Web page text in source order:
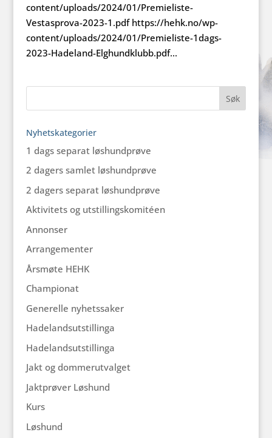
content/uploads/2024/01/Premieliste-
Vestasprova-2023-1.pdf https://hehk.no/wp-
content/uploads/2024/01/Premieliste-1dags-
2023-Hadeland-Elghundklubb.pdf...
Nyhetskategorier
1 dags separat løshundprøve
2 dagers samlet løshundprøve
2 dagers separat løshundprøve
Aktivitets og utstillingskomitéen
Annonser
Arrangementer
Årsmøte HEHK
Championat
Generelle nyhetssaker
Hadelandsutstillinga
Hadelandsutstillinga
Jakt og dommerutvalget
Jaktprøver Løshund
Kurs
Løshund